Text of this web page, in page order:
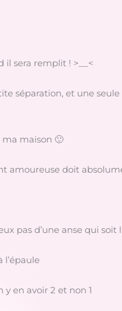
il sera remplit ! >__<
séparation, et une
maison 🙂
amoureuse doit
pas d’une anse qui soit
y en avoir 2 et non 1